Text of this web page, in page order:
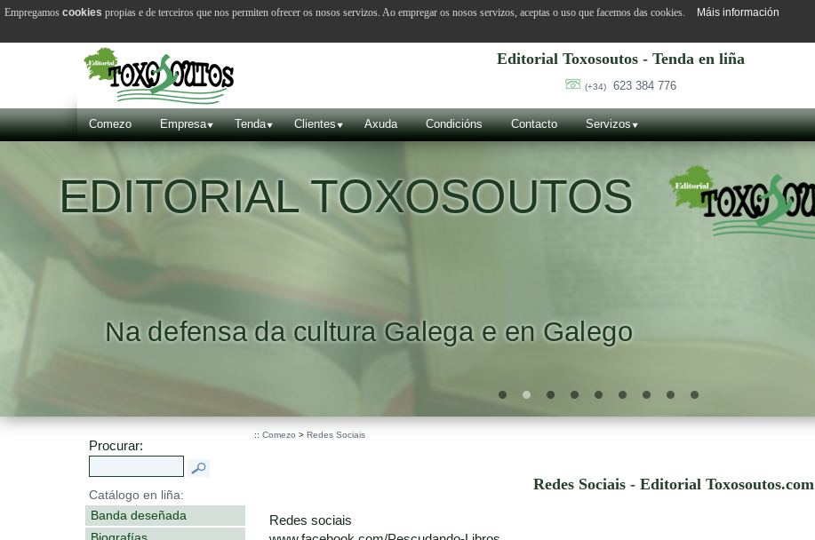
Editorial Toxosoutos - Tenda en liña
(+34) 623 384 776
Comezo Empresa Tenda Clientes Axuda Condicións Contacto Servizos
EDITORIAL TOXOSOUTOS
Na defensa da cultura Galega e en Galego
Procurar:
Catálogo en liña:
Banda deseñada
Biografías
:: Comezo > Redes Sociais
Redes Sociais - Editorial Toxosoutos.com
Redes sociais
Empregamos cookies propias e de terceiros que nos permiten ofrecer os nosos servizos. Ao empregar os nosos servizos, aceptas o uso que facemos das cookies. Máis información